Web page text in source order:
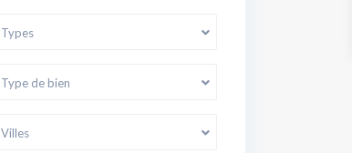
Types
Type de bien
Villes